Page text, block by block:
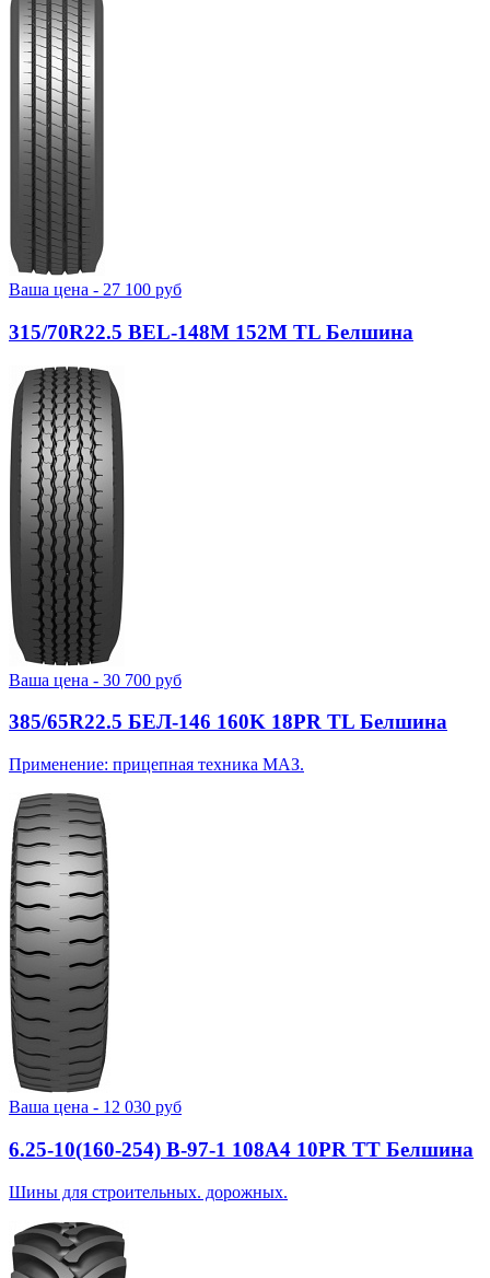
Ваша цена - 27 100 руб
315/70R22.5 BEL-148М 152M TL Белшина
Ваша цена - 30 700 руб
385/65R22.5 БЕЛ-146 160K 18PR TL Белшина
Применение: прицепная техника МАЗ.
Ваша цена - 12 030 руб
6.25-10(160-254) В-97-1 108A4 10PR TT Белшина
Шины для строительных. дорожных.